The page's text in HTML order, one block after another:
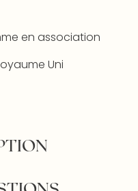
en association
Uni